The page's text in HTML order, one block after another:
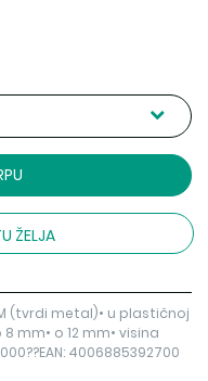
ŽELJA
(tvrdi metal)• u plastičnoj
mm• o 12 mm• visina
4006885392700